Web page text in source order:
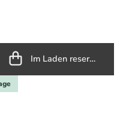
Im Laden reservieren